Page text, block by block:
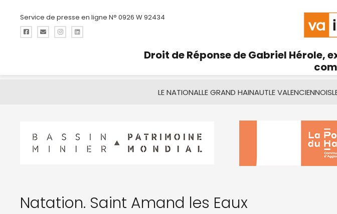
Service de presse en ligne N° 0926 W 92434
Droit de Réponse de Gabriel
LE NATIONALLE GRAND HAINAUTLE VALENCIENNOIS
Natation. Saint Amand les Eaux